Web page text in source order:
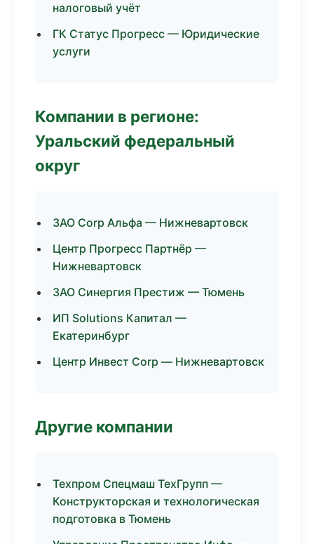
налоговый учёт
ГК Статус Прогресс — Юридические
услуги
Компании в регионе:
Уральский федеральный
округ
ЗАО Corp Альфа — Нижневартовск
Центр Прогресс Партнёр —
Нижневартовск
ЗАО Синергия Престиж — Тюмень
ИП Solutions Капитал —
Екатеринбург
Центр Инвест Corp — Нижневартовск
Другие компании
Техпром Спецмаш ТехГрупп —
Конструкторская и технологическая
подготовка в Тюмень